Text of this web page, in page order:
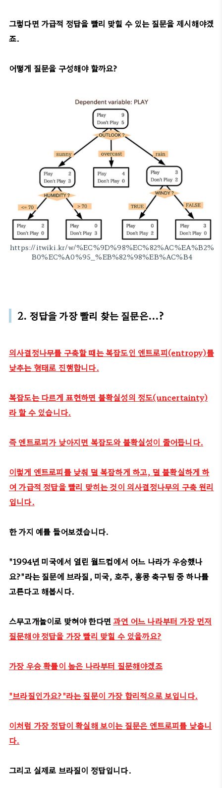
그렇다면 가급적 정답을 빨리 맞힐 수 있는 질문을 제시해야겠
죠.
어떻게 질문을 구성해야 할까요?
https://itwiki.kr/w/%EC%9D%98%EC%82%AC%EA%B2%
B0%EC%A0%95_%EB%82%98%EB%AC%B4
2. 정답을 가장 빨리 찾는 질문은...?
의사결정나무를 구축할 때는 복잡도인 엔트로피(entropy)를
낮추는 형태로 진행합니다.
복잡도는 다르게 표현하면 불확실성의 정도(uncertainty)
라 할 수 있습니다.
즉 엔트로피가 낮아지면 복잡도와 불확실성이 줄어듭니다.
이렇게 엔트로피를 낮춰 덜 복잡하게 하고, 덜 불확실하게 하
여 가급적 정답을 빨리 맞히는 것이 의사결정나무의 구축 원리
입니다.
한 가지 예를 들어보겠습니다.
"1994년 미국에서 열린 월드컵에서 어느 나라가 우승했나
요?"라는 질문에 브라질, 미국, 호주, 홍콩 축구팀 중 하나를
고른다고 해봅시다.
스무고개놀이로 맞혀야 한다면 과연 어느 나라부터 가장 먼저
질문해야 정답을 가장 빨리 맞힐 수 있을까요?
가장 우승 확률이 높은 나라부터 질문해야겠죠
"브라질인가요?"라는 질문이 가장 합리적으로 보입니다.
이처럼 가장 정답이 확실해 보이는 질문은 엔트로피를 낮춥니
다.
그리고 실제로 브라질이 정답입니다.